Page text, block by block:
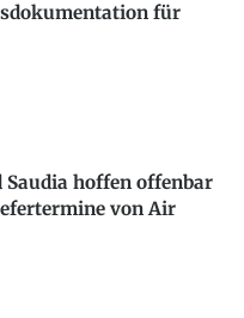
für
hoffen offenbar
von Air